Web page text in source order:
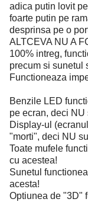
adica putin lovit
foarte putin pe
desprinsa pe o
ALTCEVA NU A
100% intreg,
precum si sunetul
Functioneaza
Benzile LED
pe ecran, deci NU
Display-ul
"morti", deci NU
Toate mufele
cu acestea!
Sunetul
acesta!
Optiunea de "3D"